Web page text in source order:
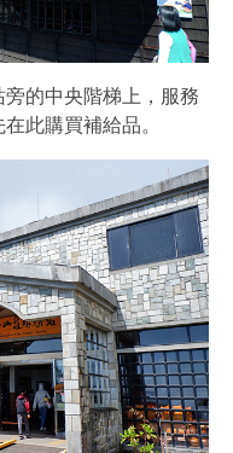
的中央階梯上，服務
此購買補給品。